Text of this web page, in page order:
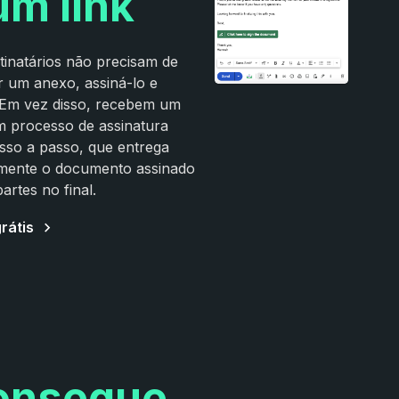
não precisam de
um anexo, assiná-lo e
vez disso, recebem um
processo de assinatura
a passo, que entrega
o documento assinado
no final.